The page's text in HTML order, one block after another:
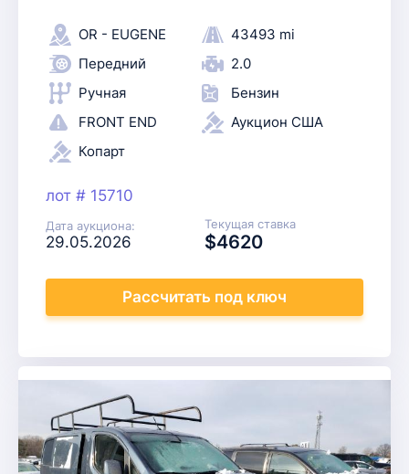
OR - EUGENE
43493 mi
Передний
2.0
Ручная
Бензин
FRONT END
Аукцион США
Копарт
лот # 15710
Дата аукциона:
29.05.2026
Текущая ставка
$4620
Рассчитать под ключ